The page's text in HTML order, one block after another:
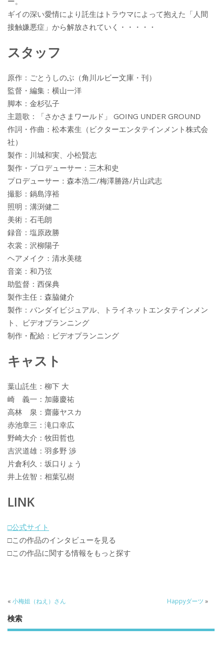
ギイの深い愛情により託生はトラウマによって抱えた「人間
接触嫌悪症」から解放されていく・・・・・
スタッフ
原作：ごとうしのぶ（角川ルビー文庫・刊）
監督・編集：横山一洋
脚本：金杉弘子
主題歌：「さかさまワールド」 GOING UNDER GROUND
作詞・作曲：松本素生（ビクターエンタテインメント株式会
社）
製作：川城和実、小松賢志
製作・プロデューサー：三木和史
プロデューサー：森本浩二/梅澤勝路/片山武志
撮影：鍋島淳裕
照明：溝渕健二
美術：石毛朗
録音：塩原政勝
衣裳：沢柳陽子
ヘアメイク：清水美穂
音楽：和乃弦
助監督：西保典
製作主任：森脇健介
製作：バンダイビジュアル、トライネットエンタテインメン
ト、ビデオプランニング
制作・配給：ビデオプランニング
キャスト
葉山託生：柳下 大
崎 義一：加藤慶祐
高林 泉：齋藤ヤスカ
赤池章三：滝口幸広
野崎大介：牧田哲也
吉沢道雄：羽多野 渉
片倉利久：坂口りょう
井上佐智：相葉弘樹
LINK
□公式サイト
□この作品のインタビューを見る
□この作品に関する情報をもっと探す
« 小梅姐（ねえ）さん Happyダーツ »
検索